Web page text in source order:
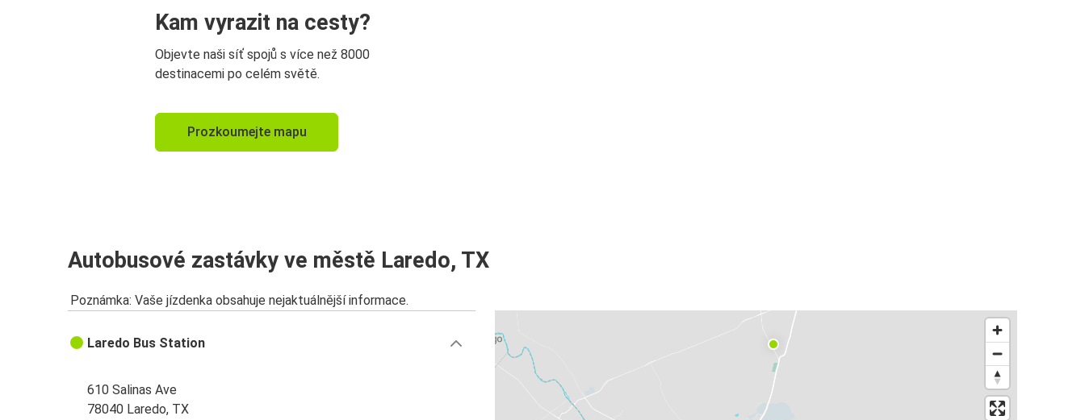
Kam vyrazit na cesty?
Objevte naši síť spojů s více než 8000
destinacemi po celém světě.
Prozkoumejte mapu
Autobusové zastávky ve městě Laredo, TX
Poznámka: Vaše jízdenka obsahuje nejaktuálnější informace.
Laredo Bus Station
610 Salinas Ave
78040 Laredo, TX